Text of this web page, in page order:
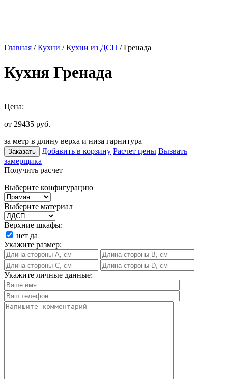
Главная /Кухни /Кухни из ДСП / Гренада
Кухня Гренада
Цена:
от 29435 руб.
за метр в длину верха и низа гарнитура
Заказать Добавить в корзину Расчет цены Вызвать
замерщика
Получить расчет
Выберите конфигурацию
Выберите материал
Верхние шкафы:
нет да
Укажите размер:
Укажите личные данные: